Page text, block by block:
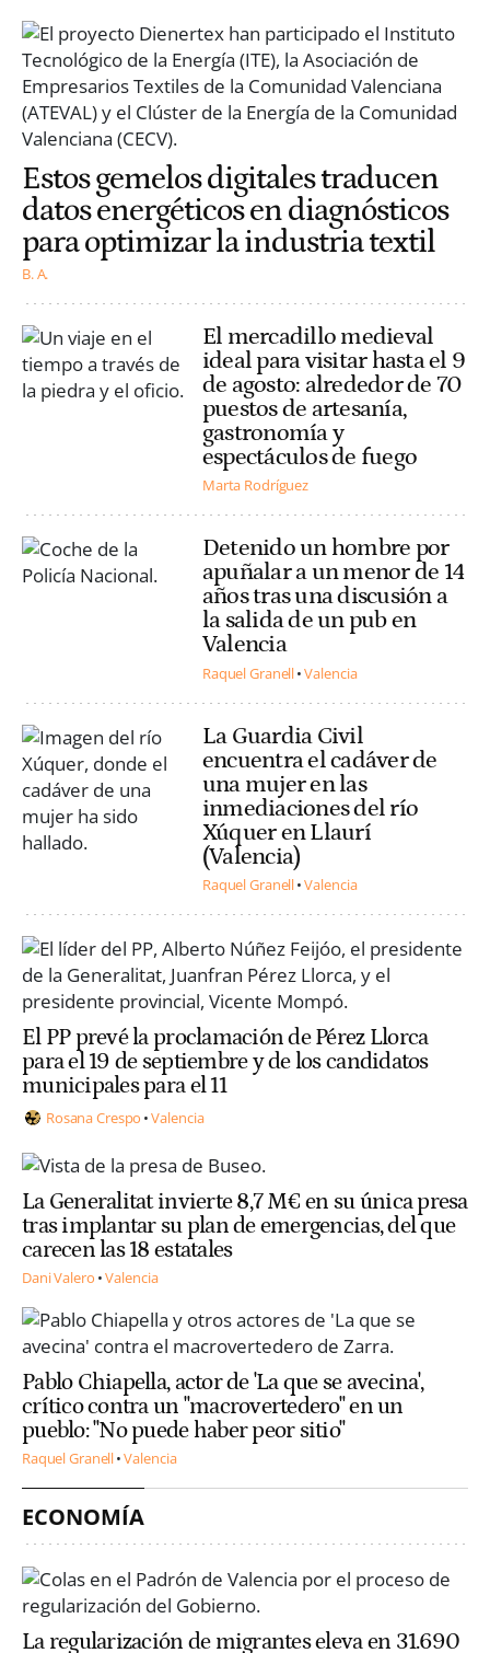
Estos gemelos digitales traducen
datos energéticos en diagnósticos
para optimizar la industria textil
B. A.
El mercadillo medieval
ideal para visitar hasta el 9
de agosto: alrededor de 70
puestos de artesanía,
gastronomía y
espectáculos de fuego
Marta Rodríguez
Detenido un hombre por
apuñalar a un menor de 14
años tras una discusión a
la salida de un pub en
Valencia
Raquel Granell Valencia
La Guardia Civil
encuentra el cadáver de
una mujer en las
inmediaciones del río
Xúquer en Llaurí
(Valencia)
Raquel Granell Valencia
El PP prevé la proclamación de Pérez Llorca
para el 19 de septiembre y de los candidatos
municipales para el 11
Rosana Crespo Valencia
La Generalitat invierte 8,7 M€ en su única presa
tras implantar su plan de emergencias, del que
carecen las 18 estatales
Dani Valero Valencia
Pablo Chiapella, actor de 'La que se avecina',
crítico contra un "macrovertedero" en un
pueblo: "No puede haber peor sitio"
Raquel Granell Valencia
ECONOMÍA
La regularización de migrantes eleva en 31.690